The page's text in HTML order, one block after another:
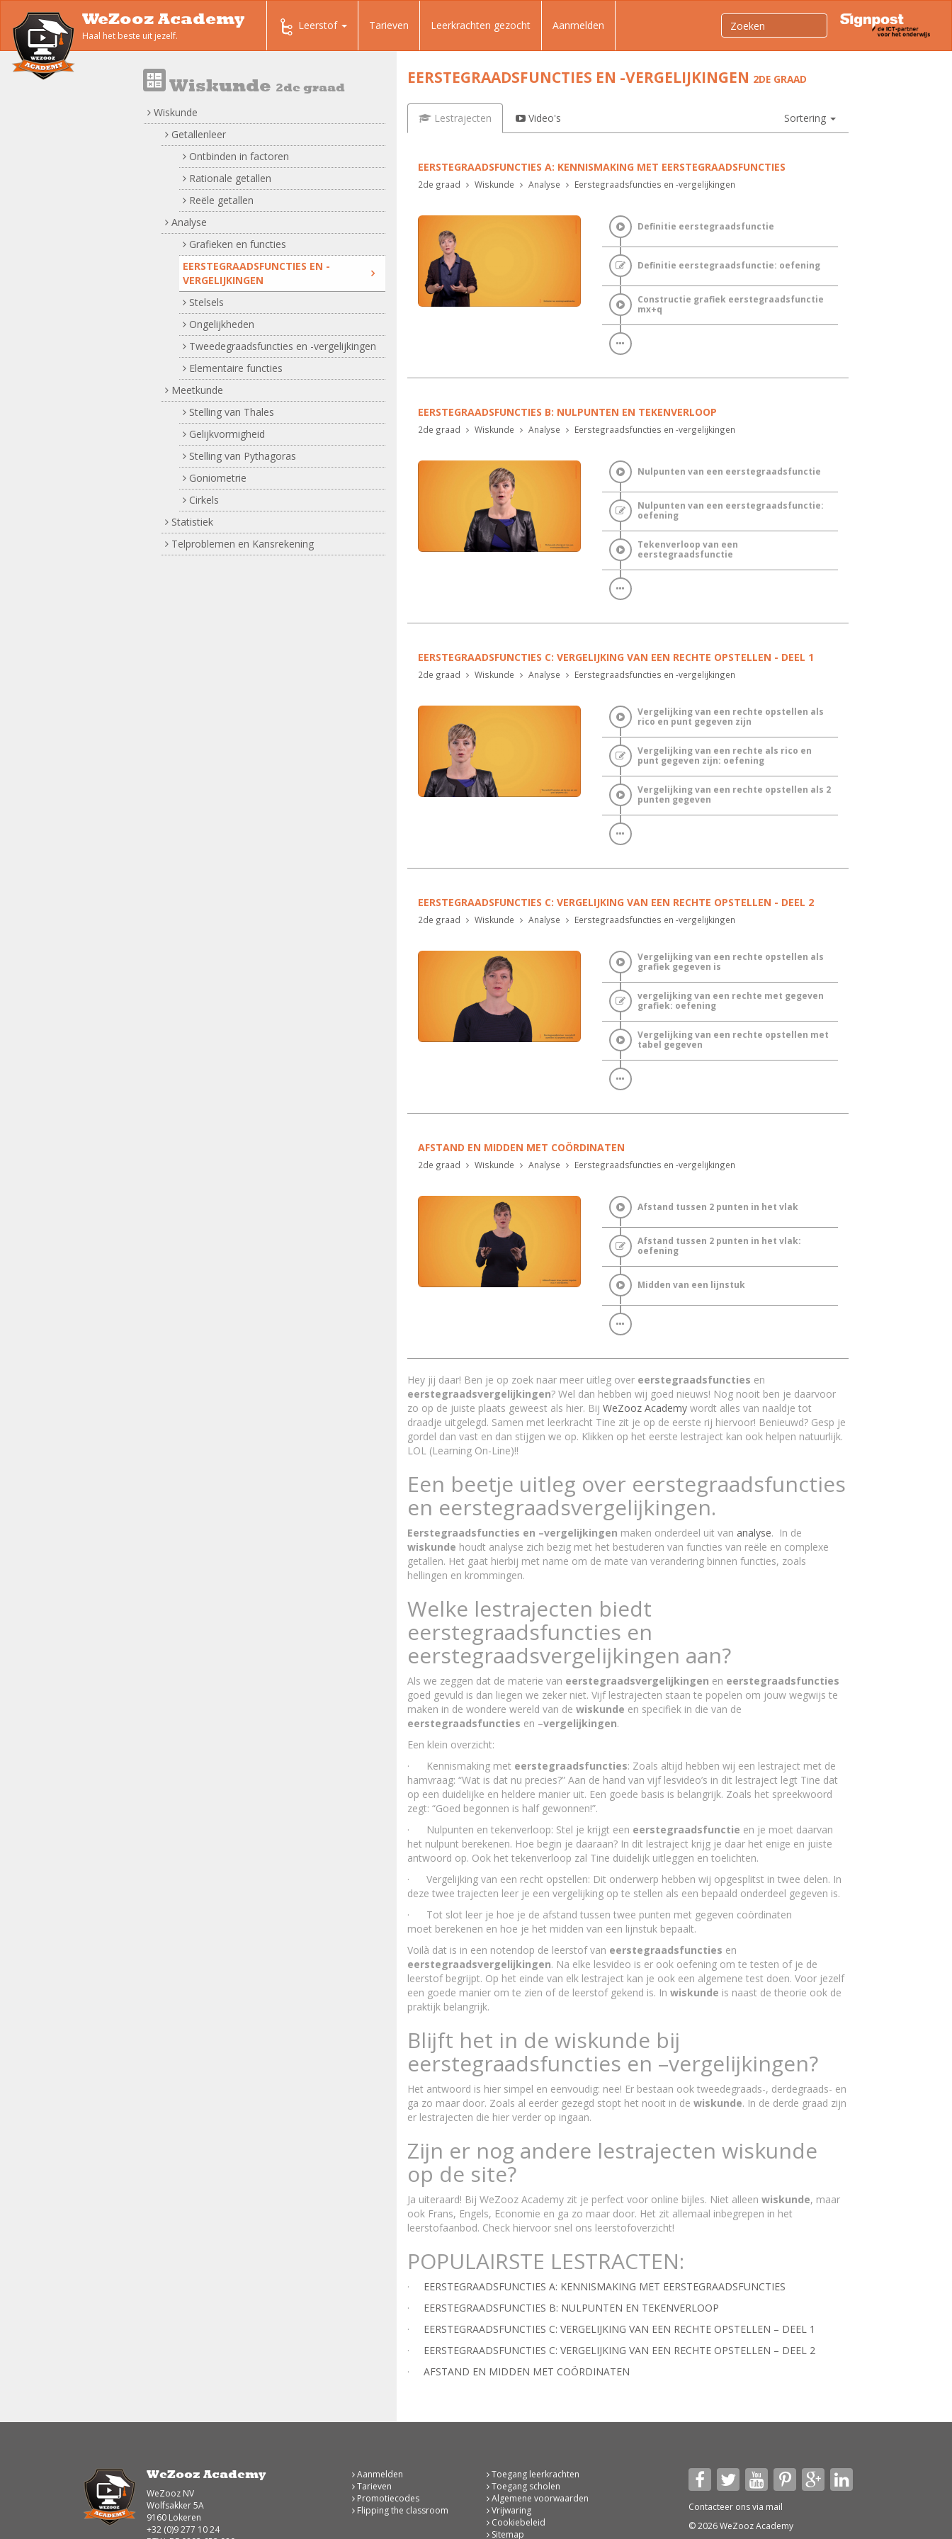
WeZooz Academy
Haal het beste uit jezelf.
Leerstof Tarieven Leerkrachten gezocht Aanmelden
Wiskunde 2de graad
Wiskunde
Getallenleer
Ontbinden in factoren
Rationale getallen
Reële getallen
Analyse
Grafieken en functies
EERSTEGRAADSFUNCTIES EN -
VERGELIJKINGEN
Stelsels
Ongelijkheden
Tweedegraadsfuncties en -vergelijkingen
Elementaire functies
Meetkunde
Stelling van Thales
Gelijkvormigheid
Stelling van Pythagoras
Goniometrie
Cirkels
Statistiek
Telproblemen en Kansrekening
EERSTEGRAADSFUNCTIES EN -VERGELIJKINGEN 2DE GRAAD
Lestrajecten Video's Sortering
EERSTEGRAADSFUNCTIES A: KENNISMAKING MET EERSTEGRAADSFUNCTIES
2de graad Wiskunde Analyse Eerstegraadsfuncties en -vergelijkingen
Definitie eerstegraadsfunctie
Definitie eerstegraadsfunctie: oefening
Constructie grafiek eerstegraadsfunctie
mx+q
EERSTEGRAADSFUNCTIES B: NULPUNTEN EN TEKENVERLOOP
2de graad Wiskunde Analyse Eerstegraadsfuncties en -vergelijkingen
Nulpunten van een eerstegraadsfunctie
Nulpunten van een eerstegraadsfunctie:
oefening
Tekenverloop van een
eerstegraadsfunctie
EERSTEGRAADSFUNCTIES C: VERGELIJKING VAN EEN RECHTE OPSTELLEN - DEEL 1
2de graad Wiskunde Analyse Eerstegraadsfuncties en -vergelijkingen
Vergelijking van een rechte opstellen als
rico en punt gegeven zijn
Vergelijking van een rechte als rico en
punt gegeven zijn: oefening
Vergelijking van een rechte opstellen als 2
punten gegeven
EERSTEGRAADSFUNCTIES C: VERGELIJKING VAN EEN RECHTE OPSTELLEN - DEEL 2
2de graad Wiskunde Analyse Eerstegraadsfuncties en -vergelijkingen
Vergelijking van een rechte opstellen als
grafiek gegeven is
vergelijking van een rechte met gegeven
grafiek: oefening
Vergelijking van een rechte opstellen met
tabel gegeven
AFSTAND EN MIDDEN MET COÖRDINATEN
2de graad Wiskunde Analyse Eerstegraadsfuncties en -vergelijkingen
Afstand tussen 2 punten in het vlak
Afstand tussen 2 punten in het vlak:
oefening
Midden van een lijnstuk
Hey jij daar! Ben je op zoek naar meer uitleg over eerstegraadsfuncties en
eerstegraadsvergelijkingen? Wel dan hebben wij goed nieuws! Nog nooit ben je daarvoor
zo op de juiste plaats geweest als hier. Bij WeZooz Academy wordt alles van naaldje tot
draadje uitgelegd. Samen met leerkracht Tine zit je op de eerste rij hiervoor! Benieuwd? Gesp je
gordel dan vast en dan stijgen we op. Klikken op het eerste lestraject kan ook helpen natuurlijk.
LOL (Learning On-Line)!!
Een beetje uitleg over eerstegraadsfuncties
en eerstegraadsvergelijkingen.
Eerstegraadsfuncties en –vergelijkingen maken onderdeel uit van analyse. In de
wiskunde houdt analyse zich bezig met het bestuderen van functies van reële en complexe
getallen. Het gaat hierbij met name om de mate van verandering binnen functies, zoals
hellingen en krommingen.
Welke lestrajecten biedt
eerstegraadsfuncties en
eerstegraadsvergelijkingen aan?
Als we zeggen dat de materie van eerstegraadsvergelijkingen en eerstegraadsfuncties
goed gevuld is dan liegen we zeker niet. Vijf lestrajecten staan te popelen om jouw wegwijs te
maken in de wondere wereld van de wiskunde en specifiek in die van de
eerstegraadsfuncties en –vergelijkingen.
Een klein overzicht:
· Kennismaking met eerstegraadsfuncties: Zoals altijd hebben wij een lestraject met de
hamvraag: “Wat is dat nu precies?” Aan de hand van vijf lesvideo’s in dit lestraject legt Tine dat
op een duidelijke en heldere manier uit. Een goede basis is belangrijk. Zoals het spreekwoord
zegt: “Goed begonnen is half gewonnen!”.
· Nulpunten en tekenverloop: Stel je krijgt een eerstegraadsfunctie en je moet daarvan
het nulpunt berekenen. Hoe begin je daaraan? In dit lestraject krijg je daar het enige en juiste
antwoord op. Ook het tekenverloop zal Tine duidelijk uitleggen en toelichten.
· Vergelijking van een recht opstellen: Dit onderwerp hebben wij opgesplitst in twee delen. In
deze twee trajecten leer je een vergelijking op te stellen als een bepaald onderdeel gegeven is.
· Tot slot leer je hoe je de afstand tussen twee punten met gegeven coördinaten
moet berekenen en hoe je het midden van een lijnstuk bepaalt.
Voilà dat is in een notendop de leerstof van eerstegraadsfuncties en
eerstegraadsvergelijkingen. Na elke lesvideo is er ook oefening om te testen of je de
leerstof begrijpt. Op het einde van elk lestraject kan je ook een algemene test doen. Voor jezelf
een goede manier om te zien of de leerstof gekend is. In wiskunde is naast de theorie ook de
praktijk belangrijk.
Blijft het in de wiskunde bij
eerstegraadsfuncties en –vergelijkingen?
Het antwoord is hier simpel en eenvoudig: nee! Er bestaan ook tweedegraads-, derdegraads- en
ga zo maar door. Zoals al eerder gezegd stopt het nooit in de wiskunde. In de derde graad zijn
er lestrajecten die hier verder op ingaan.
Zijn er nog andere lestrajecten wiskunde
op de site?
Ja uiteraard! Bij WeZooz Academy zit je perfect voor online bijles. Niet alleen wiskunde, maar
ook Frans, Engels, Economie en ga zo maar door. Het zit allemaal inbegrepen in het
leerstofaanbod. Check hiervoor snel ons leerstofoverzicht!
POPULAIRSTE LESTRACTEN:
· EERSTEGRAADSFUNCTIES A: KENNISMAKING MET EERSTEGRAADSFUNCTIES
· EERSTEGRAADSFUNCTIES B: NULPUNTEN EN TEKENVERLOOP
· EERSTEGRAADSFUNCTIES C: VERGELIJKING VAN EEN RECHTE OPSTELLEN – DEEL 1
· EERSTEGRAADSFUNCTIES C: VERGELIJKING VAN EEN RECHTE OPSTELLEN – DEEL 2
· AFSTAND EN MIDDEN MET COÖRDINATEN
WeZooz Academy
WeZooz NV
Wolfsakker 5A
9160 Lokeren
+32 (0)9 277 10 24
Aanmelden
Tarieven
Promotiecodes
Flipping the classroom
Toegang leerkrachten
Toegang scholen
Algemene voorwaarden
Vrijwaring
Cookiebeleid
Sitemap
Contacteer ons via mail
© 2026 WeZooz Academy